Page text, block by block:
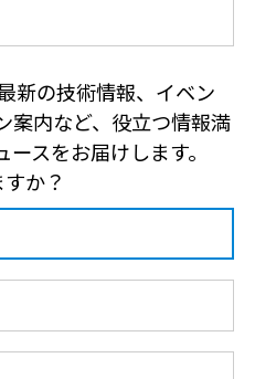
新の技術情報、イベン
案内など、役立つ情報満
スをお届けします。
か？